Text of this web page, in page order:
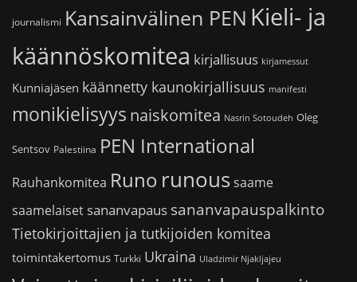
journalismi Kansainvälinen PEN Kieli- ja
käännöskomitea kirjallisuus kirjamessut
Kunniajäsen käännetty kaunokirjallisuus manifesti
monikielisyys naiskomitea Nasrin Sotoudeh Oleg
Sentsov Palestiina PEN International
Rauhankomitea Runo runoussaame
saamelaiset sananvapaus sananvapauspalkinto
Tietokirjoittajien ja tutkijoiden komitea
toimintakertomus Turkki Ukraina Uladzimir Njakljajeu